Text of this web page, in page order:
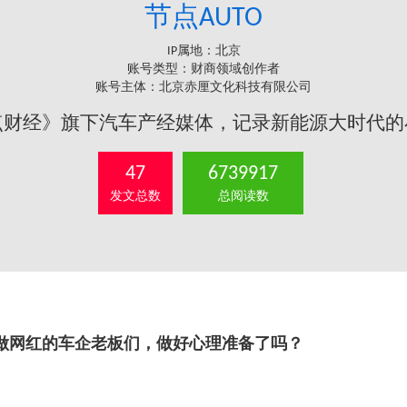
节点AUTO
IP属地：北京
账号类型：财商领域创作者
账号主体：北京赤厘文化科技有限公司
经》旗下汽车产经媒体，记录新能源大时代
47
发文总数
6739917
总阅读数
网红的车企老板们，做好心理准备了吗？